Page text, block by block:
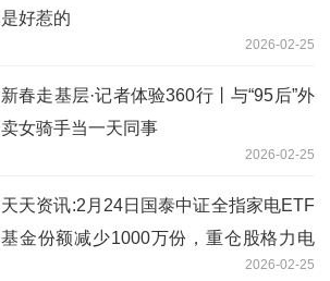
是好惹的
2026-02-25
新春走基层·记者体验360行丨与“95后”外
卖女骑手当一天同事
2026-02-25
天天资讯:2月24日国泰中证全指家电ETF
基金份额减少1000万份，重仓股格力电
2026-02-25